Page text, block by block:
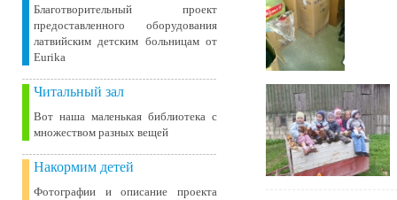
Благотворительный проект
предоставленного оборудования
латвийским детским больницам от
Eurika
Читальный зал
Вот наша маленькая библиотека c
множеством разных вещей
Накормим детей
Фотографии и описание проекта